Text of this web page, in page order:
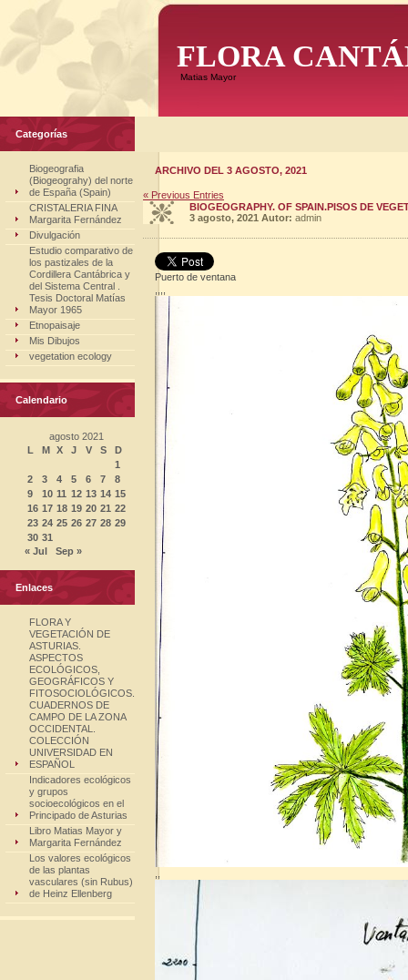
FLORA
Matias Mayor
Categorías
Biogeografia
(Biogeograhy) del norte
de España (Spain)
CRISTALERIA FINA
Margarita Fernández
Divulgación
Estudio comparativo de
los pastizales de la
Cordillera Cantábrica y
del Sistema Central .
Tesis Doctoral Matías
Mayor 1965
Etnopaisaje
Mis Dibujos
vegetation ecology
Calendario
agosto 2021
L
M X J V S
D
1
2
3 4 5 6 7
8
9
10 11 12 13 14 15
16 17 18 19 20 21 22
23 24 25 26 27 28 29
30 31
« Jul
Sep »
Enlaces
FLORA Y
VEGETACIÓN DE
ASTURIAS.
ASPECTOS
ECOLÓGICOS,
GEOGRÁFICOS Y
FITOSOCIOLÓGICOS.
CUADERNOS DE
CAMPO DE LA ZONA
OCCIDENTAL.
COLECCIÓN
UNIVERSIDAD EN
ESPAÑOL
Indicadores ecológicos
y grupos
socioecológicos en el
Principado de Asturias
Libro Matias Mayor y
Margarita Fernández
Los valores ecológicos
de las plantas
vasculares (sin Rubus)
de Heinz Ellenberg
ARCHIVO DEL 3 AGOSTO, 2021
« Previous Entries
BIOGEOGRAPHY. OF SPAIN.PISOS DE
3 agosto, 2021 Autor: admin
Puerto de ventana